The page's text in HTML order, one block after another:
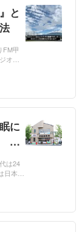
と
FM甲
番
に
さ
本人